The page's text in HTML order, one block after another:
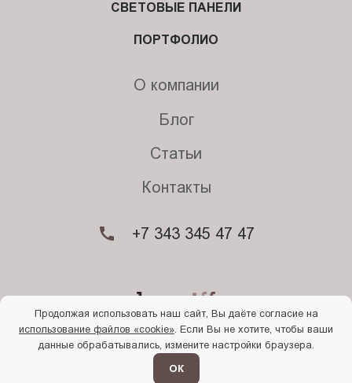
© 2026. Begriff
Политика конфиденциальности
СВЕТОВЫЕ ПАНЕЛИ
ПОРТФОЛИО
О компании
Блог
Статьи
Контакты
+7 343 345 47 47
Продолжая использовать наш сайт, Вы даёте согласие на
использование файлов «cookie» . Если Вы не хотите, чтобы ваши
данные обрабатывались, измените настройки браузера.
ОК